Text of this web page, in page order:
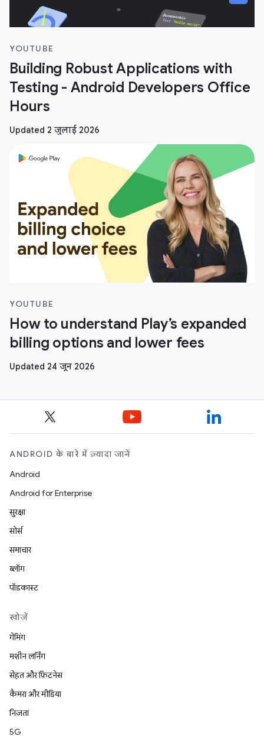
YOUTUBE
Building Robust Applications with
Testing - Android Developers Office
Hours
Updated 2 जुलाई 2026
YOUTUBE
How to understand Play’s expanded
billing options and lower fees
Updated 24 जून 2026
ANDROID के बारे में ज़्यादा जानें
Android
Android for Enterprise
सुरक्षा
सोर्स
समाचार
ब्लॉग
पॉडकास्ट
खोजें
गेमिंग
मशीन लर्निंग
सेहत और फ़िटनेस
कैमरा और मीडिया
निजता
5G